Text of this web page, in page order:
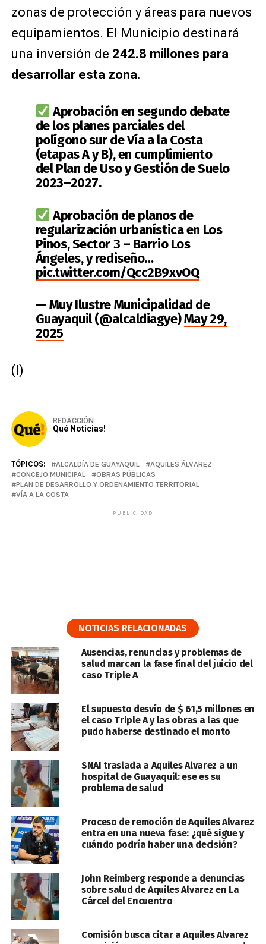
zonas de protección y áreas para nuevos
equipamientos. El Municipio destinará
una inversión de 242.8 millones para
desarrollar esta zona.
Aprobación en segundo debate
de los planes parciales del
polígono sur de Vía a la Costa
(etapas A y B), en cumplimiento
del Plan de Uso y Gestión de Suelo
2023–2027.
Aprobación de planos de
regularización urbanística en Los
Pinos, Sector 3 – Barrio Los
Ángeles, y rediseño…
pic.twitter.com/Qcc2B9xvOQ
— Muy Ilustre Municipalidad de
Guayaquil (@alcaldiagye)May 29,
2025
(I)
REDACCIÓN
Qué Noticias!
TÓPICOS: ALCALDÍA DE GUAYAQUIL
AQUILES ÁLVAREZ
CONCEJO MUNICIPAL
OBRAS PÚBLICAS
PLAN DE DESARROLLO Y ORDENAMIENTO TERRITORIAL
VÍA A LA COSTA
PUBLICIDAD
NOTICIAS RELACIONADAS
Ausencias, renuncias y problemas de
salud marcan la fase final del juicio del
caso Triple A
El supuesto desvío de $ 61,5 millones en
el caso Triple A y las obras a las que
pudo haberse destinado el monto
SNAI traslada a Aquiles Alvarez a un
hospital de Guayaquil: ese es su
problema de salud
Proceso de remoción de Aquiles Alvarez
entra en una nueva fase: ¿qué sigue y
cuándo podría haber una decisión?
John Reimberg responde a denuncias
sobre salud de Aquiles Alvarez en La
Cárcel del Encuentro
Comisión busca citar a Aquiles Alvarez